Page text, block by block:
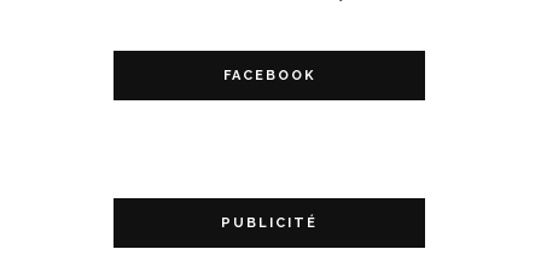
FACEBOOK
PUBLICITÉ